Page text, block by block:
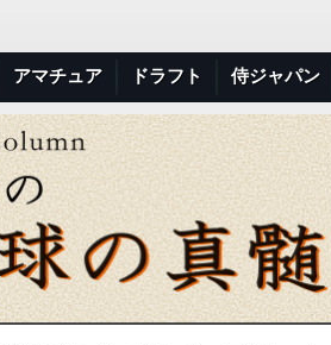
アマチュア ドラフト 侍ジャパン